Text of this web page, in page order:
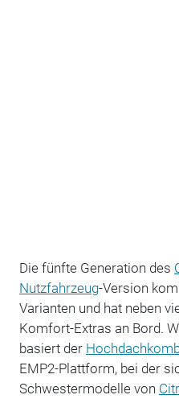
Die fünfte Generation des
Nutzfahrzeug-Version
Varianten und hat neben
Komfort-Extras an Bord.
basiert der
EMP2-Plattform, bei der
Schwestermodelle von